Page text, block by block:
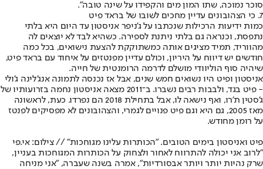
סוכר נמוכה, שתו המון מים והקפידו על שינה טובה".
7. כי הצהובונים עדיין מחכים לשובו של בראד פיט
כמות ידיעות הרכילות שנכתבו על ג'ניפר אניסטון עד היום היא בלתי
נתפסת, וכנראה גם בלתי ניתנת לספירה. כשהיא לבד לא יוצאים לה
מהווריד, תמיד מציגים אותה כמשתוקקת להצעת נישואים, בכל כמה
חודשים יש דיווח על היריון, וכולם עדיין מפנטזים על איחוד עם בראד פיט,
שיהיה סוף הוליוודי מושלם לדרמה הרומנטית של חייה.
אניסטון ופיט היו נשואים חמש שנים, אבל אז נכנסה לתמונה אנג'לינה ג'ולי
- פיט בגד, ולבבות רבים נשברו. ב־2011 מצאה אניסטון נחמה בזרועותיו של
ג'סטין ת'רו, ואף נישאה לו, אבל בתחילת 2018 הם נפרדו. כעת, לראשונה
מאז 2005, גם היא וגם פיט פנויים לגמרי, והצהובונים לא מפסיקים לפנטז
על רומן מחודש.
פיט ואניסטון בימים הטובים. "הכותרות עלינו מגוחכות" // צילום: אי.פי
"לרוב אני יכולה להתרווח לאחור ולצחוק על הכותרות המגוחכות בעניין,
שרק נהיות יותר ויותר אבסורדיות", אמרה בשנה שעברה, "אני מניחה